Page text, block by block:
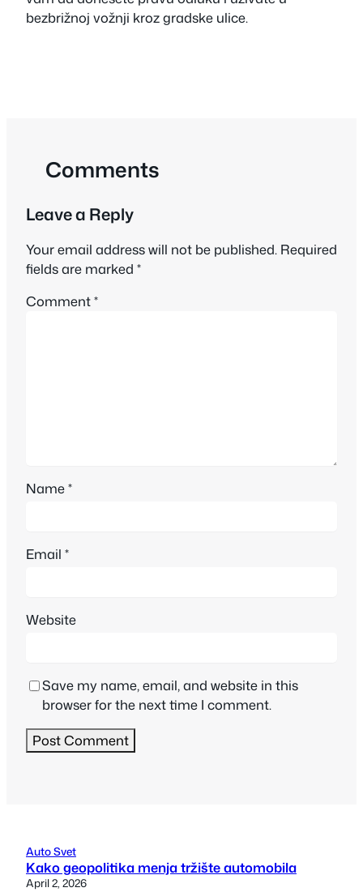
bezbrižnoj vožnji kroz gradske ulice.
Comments
Leave a Reply
Your email address will not be published. Required
fields are marked *
Comment*
Name*
Email *
Website
Save my name, email, and website in this
browser for the next time I comment.
Auto Svet
Kako geopolitika menja tržište automobila
April 2, 2026